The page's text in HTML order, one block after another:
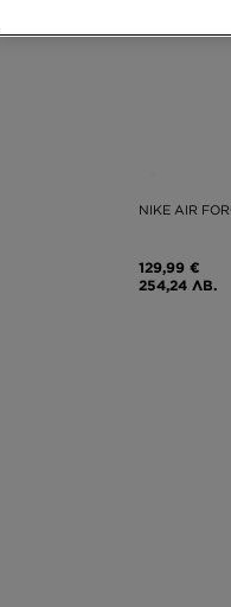
NIKE AIR
129,99 €
254,24 ЛВ.